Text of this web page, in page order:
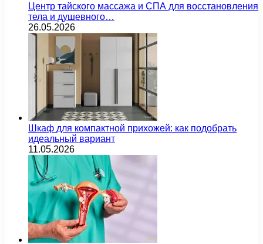
Центр тайского массажа и СПА для восстановления
тела и душевного…
26.05.2026
Шкаф для компактной прихожей: как подобрать
идеальный вариант
11.05.2026